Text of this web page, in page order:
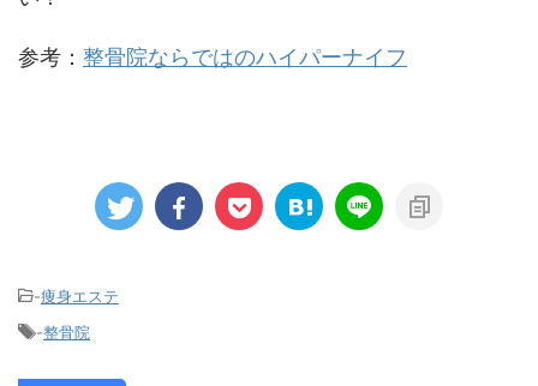
参考： 整骨院ならではのハイパーナイフ
-痩身エステ
-整骨院